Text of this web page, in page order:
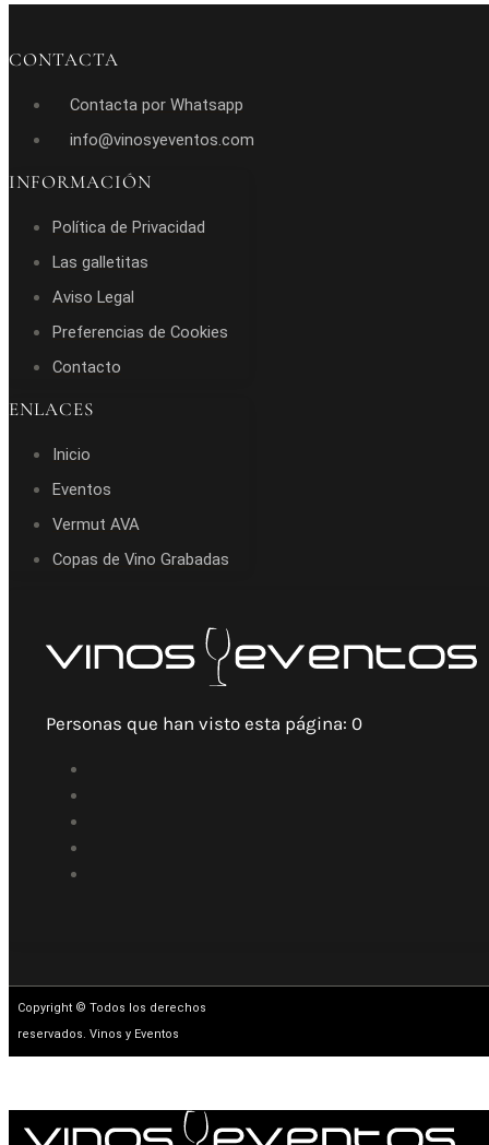
CONTACTA
Contacta por Whatsapp
info@vinosyeventos.com
INFORMACIÓN
Política de Privacidad
Las galletitas
Aviso Legal
Preferencias de Cookies
Contacto
ENLACES
Inicio
Eventos
Vermut AVA
Copas de Vino Grabadas
Personas que han visto esta página: 0
Copyright © Todos los derechos
reservados. Vinos y Eventos